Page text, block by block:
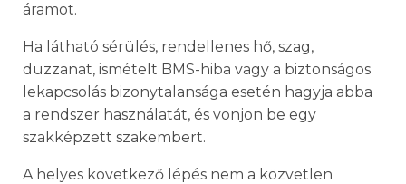
áramot.
Ha látható sérülés, rendellenes hő, szag,
duzzanat, ismételt BMS-hiba vagy a biztonságos
lekapcsolás bizonytalansága esetén hagyja abba
a rendszer használatát, és vonjon be egy
szakképzett szakembert.
A helyes következő lépés nem a közvetlen